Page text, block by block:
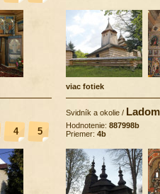
viac fotiek
4 5
Svidník a okolie /
Hodnotenie: 887998b
Priemer: 4b